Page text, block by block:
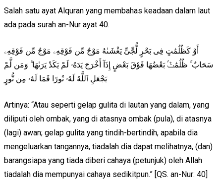
Salah satu ayat Alquran yang membahas keadaan dalam laut
ada pada surah an-Nur ayat 40.
أَوْ كَظُلُمَٰتٍ فِى بَحْرٍ لُّجِّىٍّ يَغْشَىٰهُ مَوْجٌ مِّن فَوْقِهِۦ مَوْجٌ مِّن فَوْقِهِۦ
سَحَابٌ ۚ ظُلُمَٰتٌۢ بَعْضُهَا فَوْقَ بَعْضٍ إِذَآ أَخْرَجَ يَدَهُۥ لَمْ يَكَدْ يَرَىٰهَا ۗ وَمَن لَّمْ
يَجْعَلِ ٱللَّهُ لَهُۥ نُورًا فَمَا لَهُۥ مِن نُّورٍ
Artinya: “Atau seperti gelap gulita di lautan yang dalam, yang
diliputi oleh ombak, yang di atasnya ombak (pula), di atasnya
(lagi) awan; gelap gulita yang tindih-bertindih, apabila dia
mengeluarkan tangannya, tiadalah dia dapat melihatnya, (dan)
barangsiapa yang tiada diberi cahaya (petunjuk) oleh Allah
tiadalah dia mempunyai cahaya sedikitpun.” [QS. an-Nur: 40]